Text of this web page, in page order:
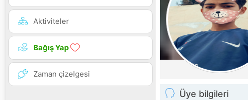
Aktiviteler
Bağış Yap
Zaman çizelgesi
Üye bilgileri